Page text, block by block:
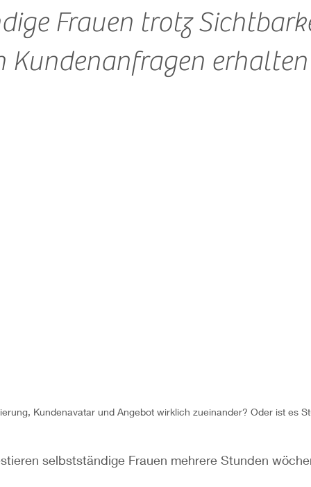
Frauen trotz
Kundenanfragen erhalten
Kundenavatar und Angebot wirklich zueinander? Oder ist es
selbstständige Frauen mehrere Stunden